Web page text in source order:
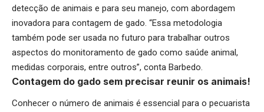
detecção de animais e para seu manejo, com abordagem
inovadora para contagem de gado. “Essa metodologia
também pode ser usada no futuro para trabalhar outros
aspectos do monitoramento de gado como saúde animal,
medidas corporais, entre outros”, conta Barbedo.
Contagem do gado sem precisar reunir os animais!
Conhecer o número de animais é essencial para o pecuarista